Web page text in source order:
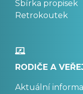
Sbírka propisek
Retrokoutek
RODIČE A
Aktuální